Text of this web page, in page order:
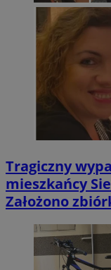
Tragiczny
mieszkańcy
Założono